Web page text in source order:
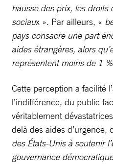
hausse des prix, les droits
sociaux ». Par ailleurs, «
pays consacre une part
aides étrangères, alors
représentent moins de 1
Cette perception a facilité
l’indifférence, du public
véritablement
delà des aides d’urgence,
des États-Unis à soutenir
gouvernance